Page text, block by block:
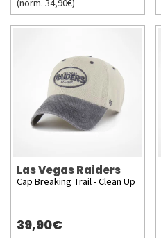
(norm. 34,90€)
Las Vegas Raiders
Cap Breaking Trail - Clean Up
39,90€